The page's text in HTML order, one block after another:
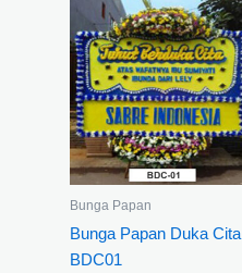
Bunga Papan
Bunga Papan Duka Cita
BDC01